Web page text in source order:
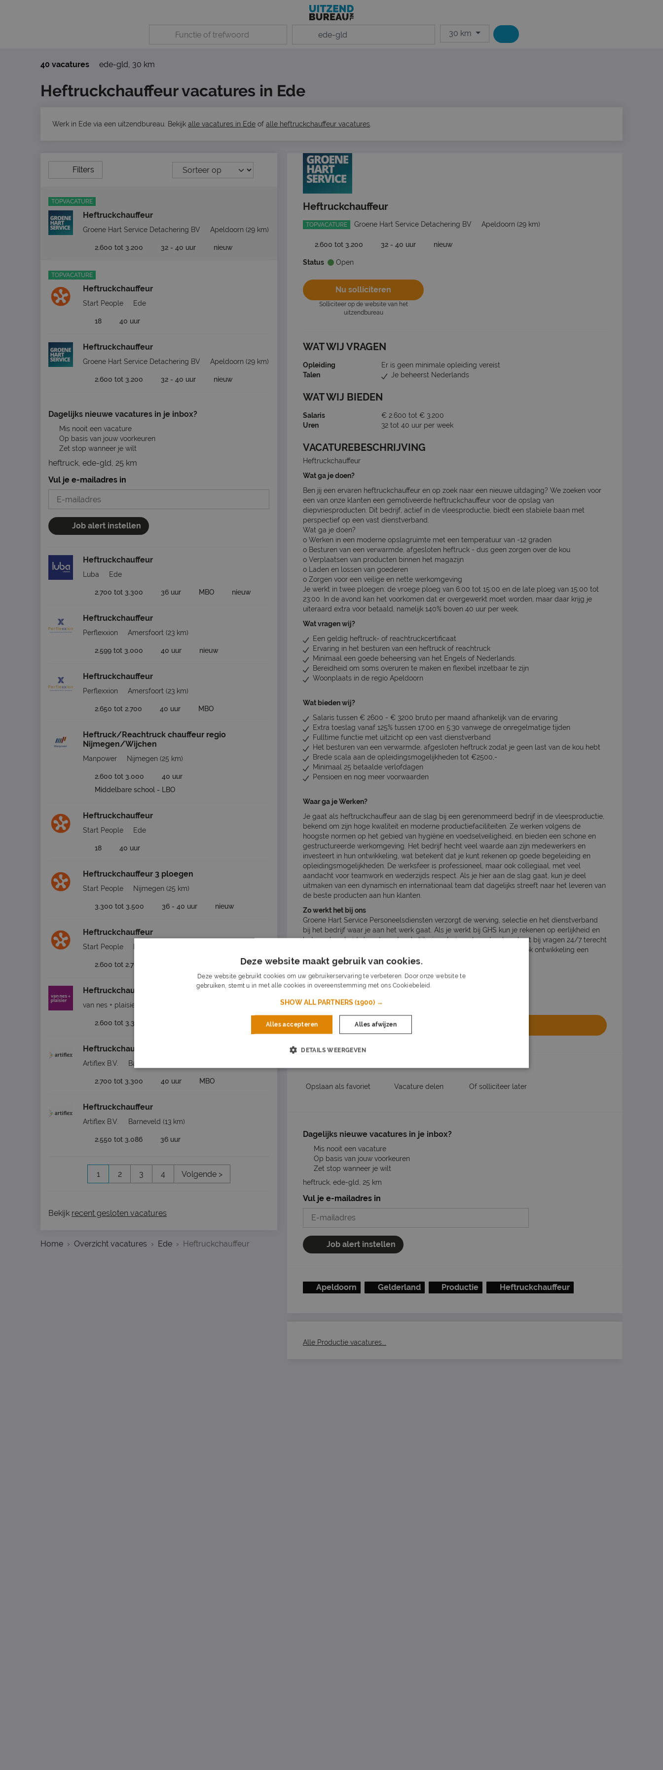
30 km
40 vacatures ede-gld, 30 km
Heftruckchauffeur vacatures in Ede
Werk in Ede via een uitzendbureau. Bekijk alle vacatures in Ede of alle heftruckchauffeur vacatures
Filters
TOPVACATURE
Heftruckchauffeur
Groene Hart Service Detachering BV Apeldoorn (29 km)
2.600 tot 3.200 32 - 40 uur nieuw
TOPVACATURE
Heftruckchauffeur
Start People Ede
18 40 uur
Heftruckchauffeur
Groene Hart Service Detachering BV Apeldoorn (29 km)
2.600 tot 3.200 32 - 40 uur nieuw
Dagelijks nieuwe vacatures in je inbox?
Mis nooit een vacature
Op basis van jouw voorkeuren
Zet stop wanneer je wilt
heftruck, ede-gld, 25 km
Vul je e-mailadres in
Job alert instellen
Heftruckchauffeur
Luba Ede
2.700 tot 3.300 36 uur MBO nieuw
Heftruckchauffeur
Perflexxion Amersfoort (23 km)
2.599 tot 3.000 40 uur nieuw
Heftruckchauffeur
Perflexxion Amersfoort (23 km)
2.650 tot 2.700 40 uur MBO
Heftruck/Reachtruck chauffeur regio
Nijmegen/Wijchen
Manpower Nijmegen (25 km)
2.600 tot 3.000
40 uur
Middelbare school - LBO
Heftruckchauffeur
Start People Ede
18 40 uur
Heftruckchauffeur 3 ploegen
Start People Nijmegen (25 km)
3.300 tot 3.500 36 - 40 uur nieuw
Heftruckchauffeur
Start People
2.600 tot 2.700
Heftruckchauffeur
van nes + plaisier
2.600 tot 3.300
Heftruckchauffeur
Artiflex B.V. Barneveld
2.700 tot 3.300 40 uur MBO
Heftruckchauffeur
Artiflex B.V. Barneveld (13 km)
2.550 tot 3.086 36 uur
1 2 3 4 Volgende >
Bekijk recent gesloten vacatures
Home Overzicht vacatures Ede Heftruckchauffeur
Heftruckchauffeur
TOPVACATURE Groene Hart Service Detachering BV Apeldoorn (29 km)
2.600 tot 3.200 32 - 40 uur nieuw
Status Open
Nu solliciteren
Solliciteer op de website van het
uitzendbureau
WAT WIJ VRAGEN
Opleiding
Er is geen minimale opleiding vereist
Talen
Je beheerst Nederlands
WAT WIJ BIEDEN
Salaris
€ 2.600 tot € 3.200
Uren
32 tot 40 uur per week
VACATUREBESCHRIJVING
Heftruckchauffeur
Wat ga je doen?
Ben jij een ervaren heftruckchauffeur en op zoek naar een nieuwe uitdaging? We zoeken voor
een van onze klanten een gemotiveerde heftruckchauffeur voor de opslag van
diepvriesproducten. Dit bedrijf, actief in de vleesproductie, biedt een stabiele baan met
perspectief op een vast dienstverband.
Wat ga je doen?
o Werken in een moderne opslagruimte met een temperatuur van -12 graden
o Besturen van een verwarmde, afgesloten heftruck - dus geen zorgen over de kou
o Verplaatsen van producten binnen het magazijn
o Laden en lossen van goederen
o Zorgen voor een veilige en nette werkomgeving
Je werkt in twee ploegen: de vroege ploeg van 6:00 tot 15:00 en de late ploeg van 15:00 tot
23:00. In de avond kan het voorkomen dat er overgewerkt moet worden, maar daar krijg je
uiteraard extra voor betaald, namelijk 140% boven 40 uur per week.
Wat vragen wij?
Een geldig heftruck- of reachtruckcertificaat
Ervaring in het besturen van een heftruck of reachtruck
Minimaal een goede beheersing van het Engels of Nederlands.
Bereidheid om soms overuren te maken en flexibel inzetbaar te zijn
Woonplaats in de regio Apeldoorn
Wat bieden wij?
Salaris tussen € 2600 - € 3200 bruto per maand afhankelijk van de ervaring
Extra toeslag vanaf 125% tussen 17:00 en 5:30 vanwege de onregelmatige tijden
Fulltime functie met uitzicht op een vast dienstverband
Het besturen van een verwarmde, afgesloten heftruck zodat je geen last van de kou hebt
Brede scala aan de opleidingsmogelijkheden tot €2500,-
Minimaal 25 betaalde verlofdagen
Pensioen en nog meer voorwaarden
Waar ga je Werken?
Je gaat als heftruckchauffeur aan de slag bij een gerenommeerd bedrijf in de vleesproductie,
bekend om zijn hoge kwaliteit en moderne productiefaciliteiten. Ze werken volgens de
hoogste normen op het gebied van hygiëne en voedselveiligheid, en bieden een schone en
gestructureerde werkomgeving. Het bedrijf hecht veel waarde aan zijn medewerkers en
investeert in hun ontwikkeling, wat betekent dat je kunt rekenen op goede begeleiding en
opleidingsmogelijkheden. De werksfeer is professioneel, maar ook collegiaal, met veel
aandacht voor teamwork en wederzijds respect. Als je hier aan de slag gaat, kun je deel
uitmaken van een dynamisch en internationaal team dat dagelijks streeft naar het leveren van
de beste producten aan hun klanten.
Zo werkt het bij ons
Groene Hart Service Personeelsdiensten verzorgt de werving, selectie en het dienstverband
bij het bedrijf waar je aan het werk gaat. Als je werkt bij GHS kun je rekenen op eerlijkheid en
betrouwbaarheid. Je ontvangt wekelijks je salaris en loonstrook en kunt bij vragen 24/7 terecht
bij onze planners. Regelmatig evalueren we je werk met jou waarbij ook ontwikkeling een
belangrijke rol speelt!
Salarisomschrijving
€ 2.600 - € 3.200 per maand
Opslaan als favoriet Vacature delen Of solliciteer later
Dagelijks nieuwe vacatures in je inbox?
Mis nooit een vacature
Op basis van jouw voorkeuren
Zet stop wanneer je wilt
heftruck, ede-gld, 25 km
Vul je e-mailadres in
Job alert instellen
Apeldoorn Gelderland Productie Heftruckchauffeur
Alle Productie vacatures...
Deze website maakt gebruik van cookies.
Deze website gebruikt cookies om uw gebruikerservaring te verbeteren. Door onze website te
gebruiken, stemt u in met alle cookies in overeenstemming met ons Cookiebeleid.
SHOW ALL PARTNERS (1900) →
Alles accepteren Alles afwijzen
DETAILS WEERGEVEN